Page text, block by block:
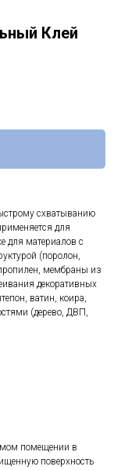
Клей
схватыванию
для
для материалов с
(поролон,
мембраны из
декоративных
ватин, коира,
(дерево, ДВП,
помещении в
поверхность